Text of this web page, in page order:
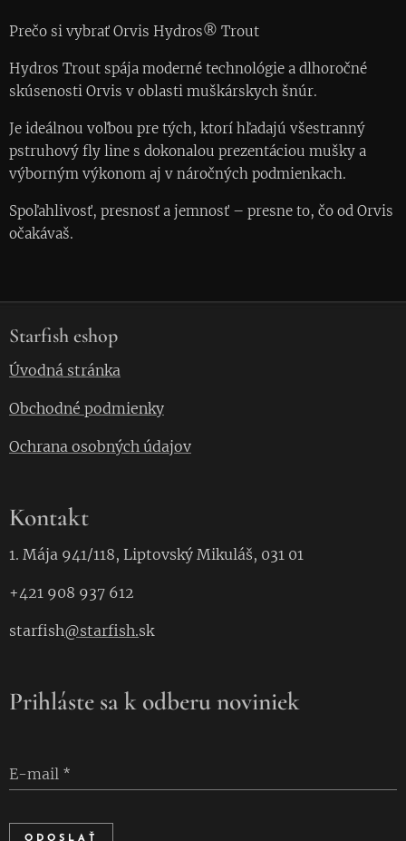
Prečo si vybrať Orvis Hydros® Trout
Hydros Trout spája moderné technológie a dlhoročné
skúsenosti Orvis v oblasti muškárskych šnúr.
Je ideálnou voľbou pre tých, ktorí hľadajú všestranný
pstruhový fly line s dokonalou prezentáciou mušky a
výborným výkonom aj v náročných podmienkach.
Spoľahlivosť, presnosť a jemnosť – presne to, čo od Orvis
očakávaš.
Starfish eshop
Úvodná stránka
Obchodné podmienky
Ochrana osobných údajov
Kontakt
1. Mája 941/118, Liptovský Mikuláš, 031 01
+421 908 937 612
starfish@starfish.sk
Prihláste sa k odberu noviniek
E-mail
ODOSLAŤ